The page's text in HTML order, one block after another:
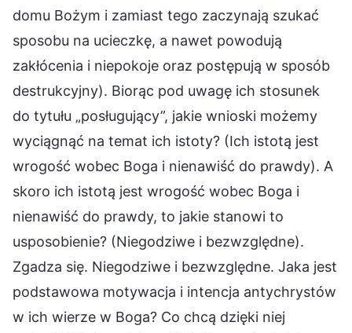
domu Bożym i zamiast tego zaczynają szukać
sposobu na ucieczkę, a nawet powodują
zakłócenia i niepokoje oraz postępują w sposób
destrukcyjny). Biorąc pod uwagę ich stosunek
do tytułu „posługujący”, jakie wnioski możemy
wyciągnąć na temat ich istoty? (Ich istotą jest
wrogość wobec Boga i nienawiść do prawdy). A
skoro ich istotą jest wrogość wobec Boga i
nienawiść do prawdy, to jakie stanowi to
usposobienie? (Niegodziwe i bezwzględne).
Zgadza się. Niegodziwe i bezwzględne. Jaka jest
podstawowa motywacja i intencja antychrystów
w ich wierze w Boga? Co chcą dzięki niej